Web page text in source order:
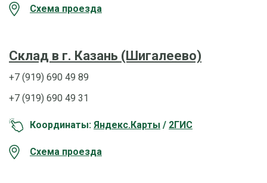
Схема проезда
Склад в г. Казань (Шигалеево)
+7 (919) 690 49 89
+7 (919) 690 49 31
Координаты: Яндекс.Карты / 2ГИС
Схема проезда